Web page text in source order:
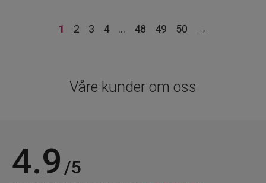
1 2 3 4 … 48 49 50 →
Våre kunder om oss
4.9 /5